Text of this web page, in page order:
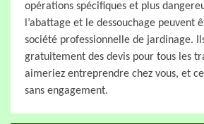
opérations spécifiques et plus
l’abattage et le dessouchage peuvent
société professionnelle de jardinage.
gratuitement des devis pour tous les
aimeriez entreprendre chez vous, et
sans engagement.